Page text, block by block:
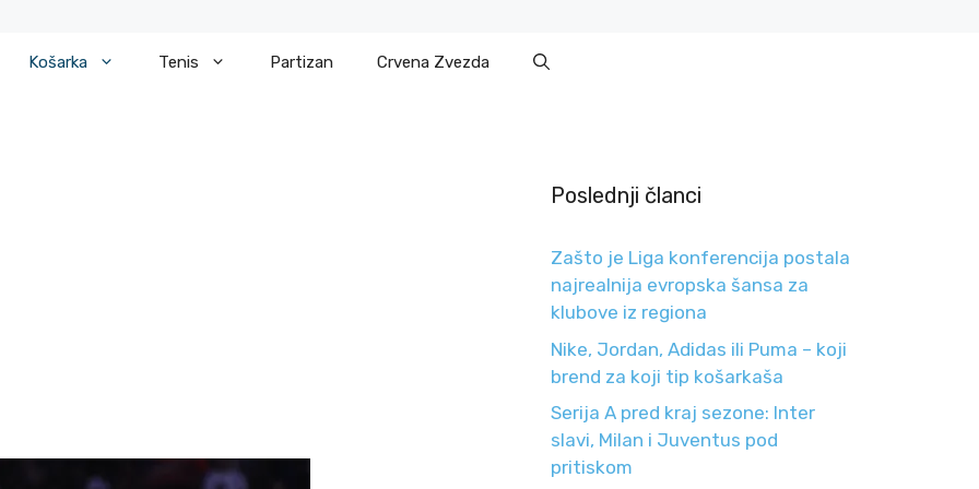
Košarka Tenis Partizan Crvena Zvezda
Poslednji članci
Zašto je Liga konferencija postala
najrealnija evropska šansa za
klubove iz regiona
Nike, Jordan, Adidas ili Puma – koji
brend za koji tip košarkaša
Serija A pred kraj sezone: Inter
slavi, Milan i Juventus pod
pritiskom